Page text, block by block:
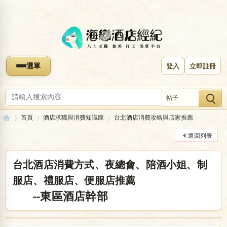
選單 登入 立即註冊
帖子
首頁
›
酒店求職與消費知識庫
›
台北酒店消費攻略與店家推薦
返回列表
台北酒店消費方式、夜總會、陪酒小姐、制
服店、禮服店、便服店推薦
--東區酒店幹部